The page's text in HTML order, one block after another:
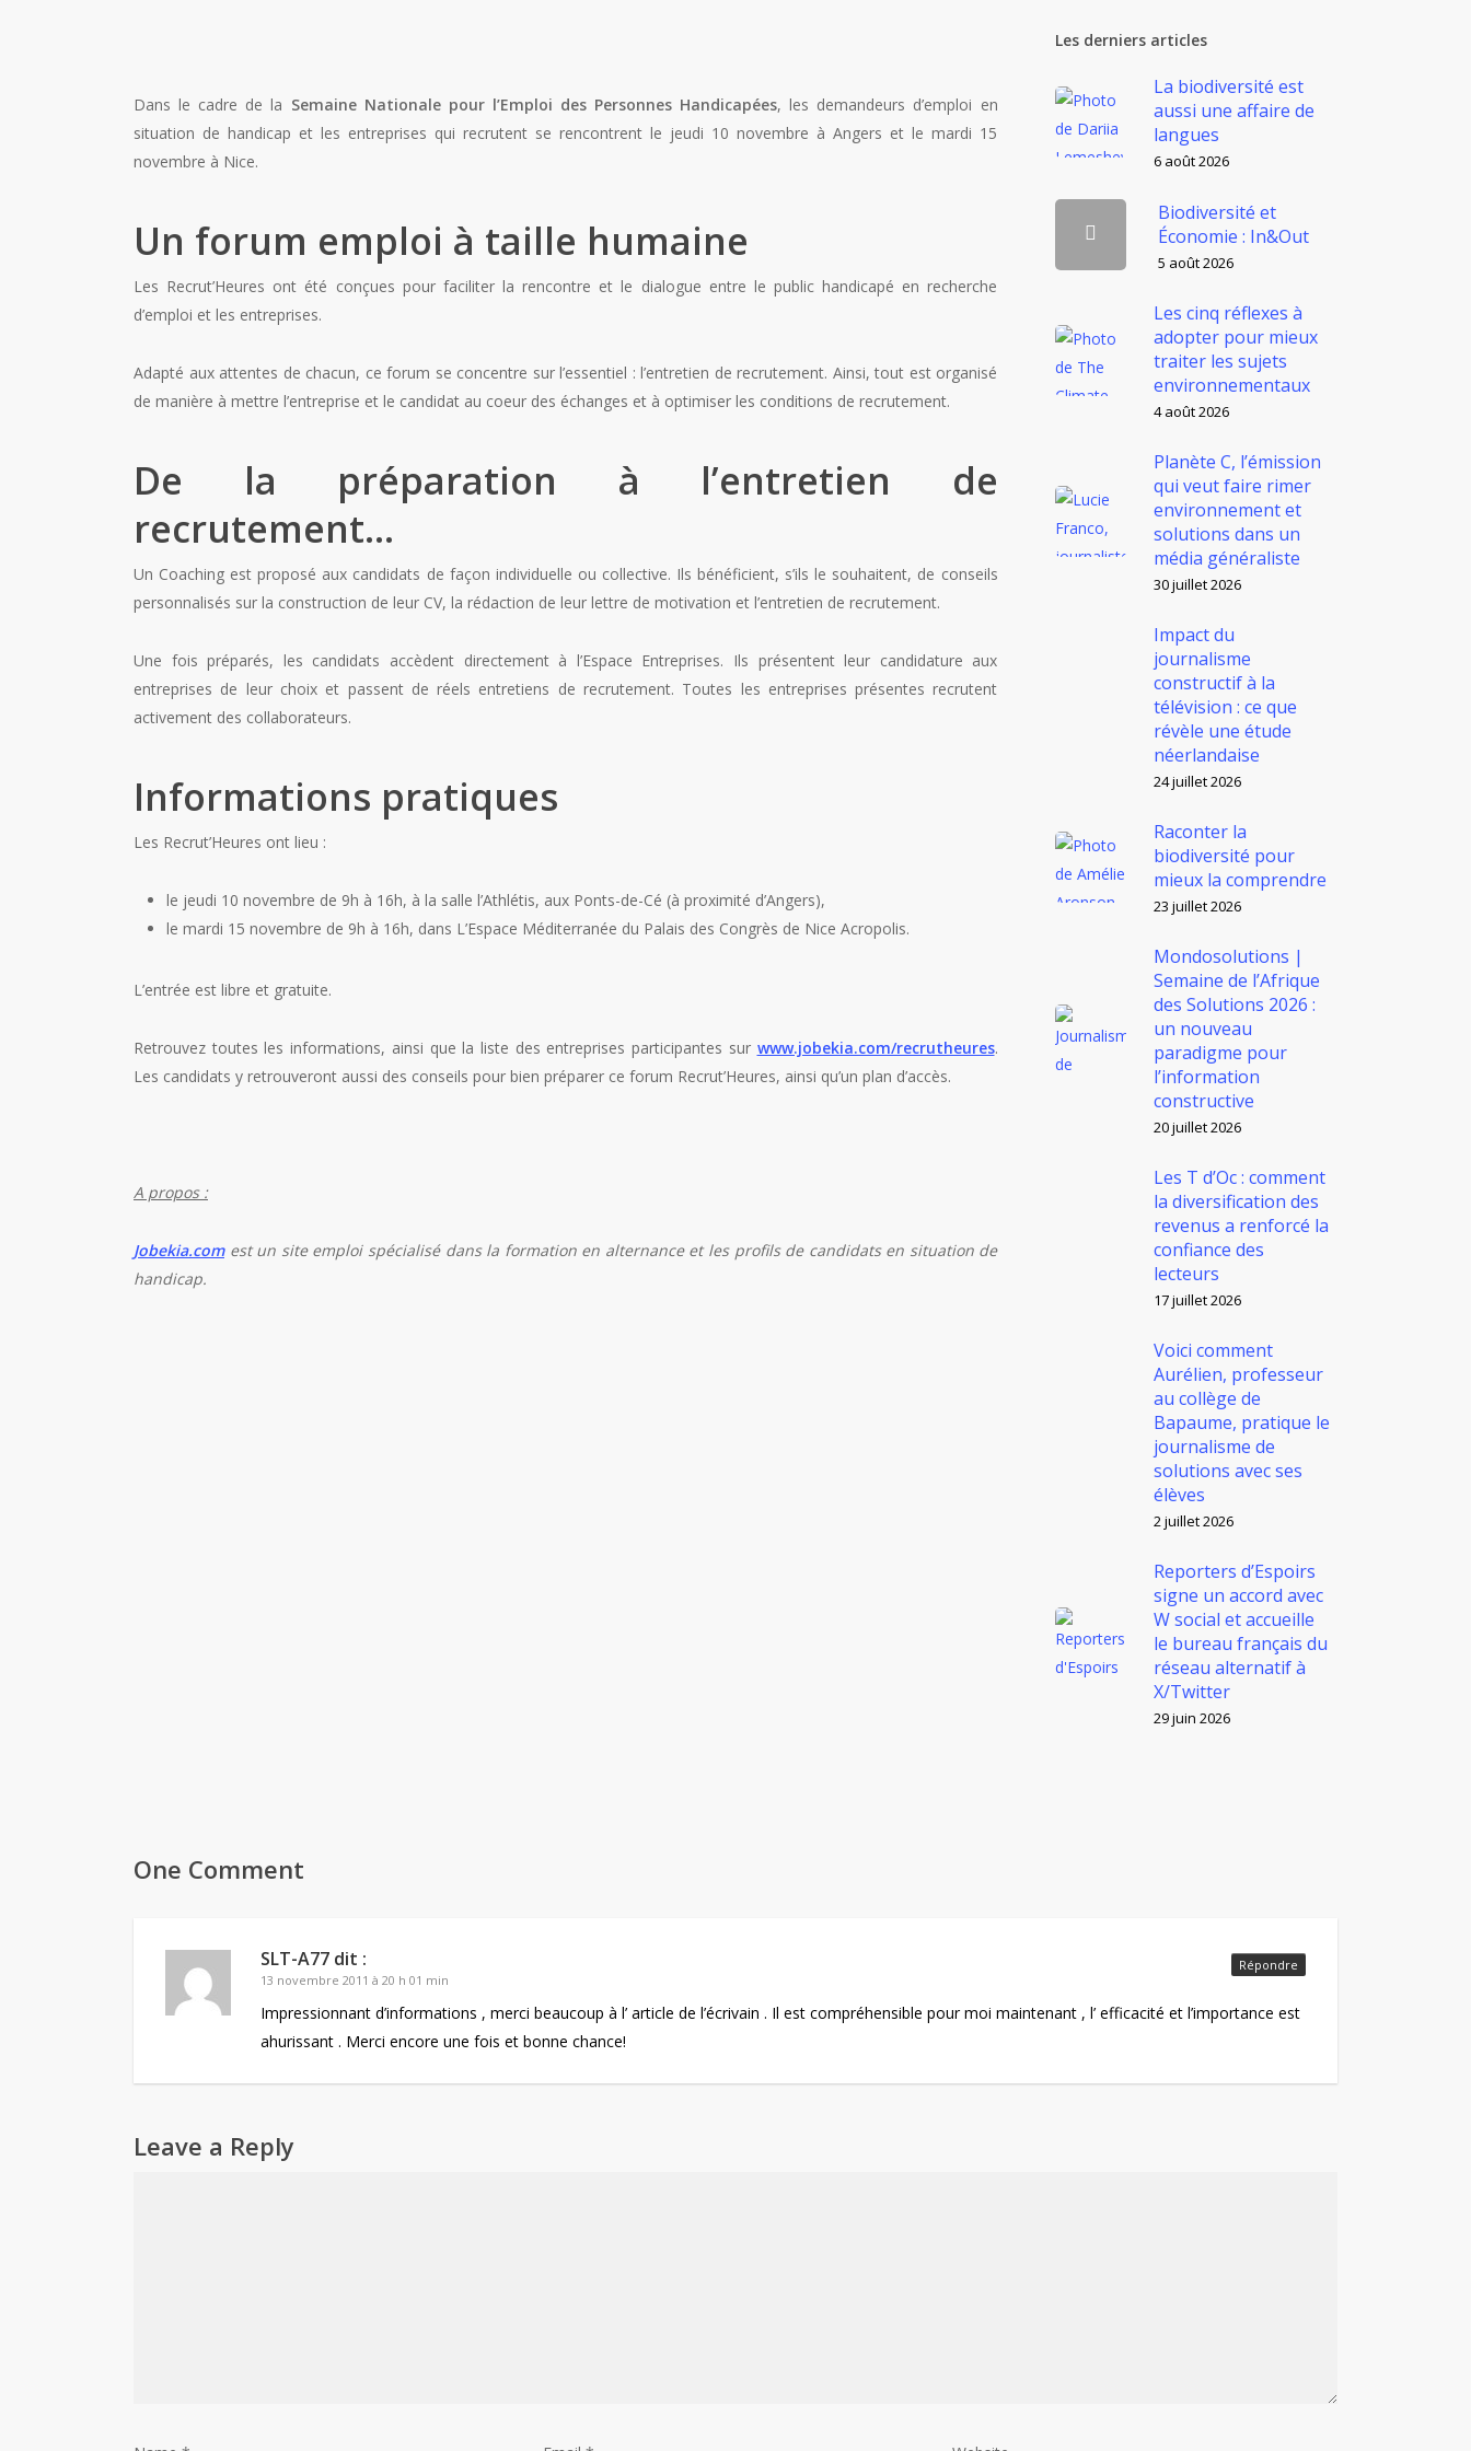
Dans le cadre de la Semaine Nationale pour l’Emploi des Personnes Handicapées, les demandeurs d’emploi en
situation de handicap et les entreprises qui recrutent se rencontrent le jeudi 10 novembre à Angers et le mardi 15
novembre à Nice.
Un forum emploi à taille humaine
Les Recrut’Heures ont été conçues pour faciliter la rencontre et le dialogue entre le public handicapé en recherche
d’emploi et les entreprises.
Adapté aux attentes de chacun, ce forum se concentre sur l’essentiel : l’entretien de recrutement. Ainsi, tout est organisé
de manière à mettre l’entreprise et le candidat au coeur des échanges et à optimiser les conditions de recrutement.
De la préparation à l’entretien de
recrutement…
Un Coaching est proposé aux candidats de façon individuelle ou collective. Ils bénéficient, s’ils le souhaitent, de conseils
personnalisés sur la construction de leur CV, la rédaction de leur lettre de motivation et l’entretien de recrutement.
Une fois préparés, les candidats accèdent directement à l’Espace Entreprises. Ils présentent leur candidature aux
entreprises de leur choix et passent de réels entretiens de recrutement. Toutes les entreprises présentes recrutent
activement des collaborateurs.
Informations pratiques
Les Recrut’Heures ont lieu :
le jeudi 10 novembre de 9h à 16h, à la salle l’Athlétis, aux Ponts-de-Cé (à proximité d’Angers),
le mardi 15 novembre de 9h à 16h, dans L’Espace Méditerranée du Palais des Congrès de Nice Acropolis.
L’entrée est libre et gratuite.
Retrouvez toutes les informations, ainsi que la liste des entreprises participantes sur www.jobekia.com/recrutheures.
Les candidats y retrouveront aussi des conseils pour bien préparer ce forum Recrut’Heures, ainsi qu’un plan d’accès.
A propos :
Jobekia.comest un site emploi spécialisé dans la formation en alternance et les profils de candidats en situation de
handicap.
Les derniers articles
La biodiversité est
aussi une affaire de
langues
6 août 2026
Biodiversité et
Économie : In&Out
5 août 2026
Les cinq réflexes à
adopter pour mieux
traiter les sujets
environnementaux
4 août 2026
Planète C, l’émission
qui veut faire rimer
environnement et
solutions dans un
média généraliste
30 juillet 2026
Impact du
journalisme
constructif à la
télévision : ce que
révèle une étude
néerlandaise
24 juillet 2026
Raconter la
biodiversité pour
mieux la comprendre
23 juillet 2026
Mondosolutions |
Semaine de l’Afrique
des Solutions 2026 :
un nouveau
paradigme pour
l’information
constructive
20 juillet 2026
Les T d’Oc : comment
la diversification des
revenus a renforcé la
confiance des
lecteurs
17 juillet 2026
Voici comment
Aurélien, professeur
au collège de
Bapaume, pratique le
journalisme de
solutions avec ses
élèves
2 juillet 2026
Reporters d’Espoirs
signe un accord avec
W social et accueille
le bureau français du
réseau alternatif à
X/Twitter
29 juin 2026
One Comment
SLT-A77 dit :
13 novembre 2011 à 20 h 01 min
Impressionnant d’informations , merci beaucoup à l’ article de l’écrivain . Il est compréhensible pour moi maintenant , l’ efficacité et l’importance est
ahurissant . Merci encore une fois et bonne chance!
Répondre
Leave a Reply